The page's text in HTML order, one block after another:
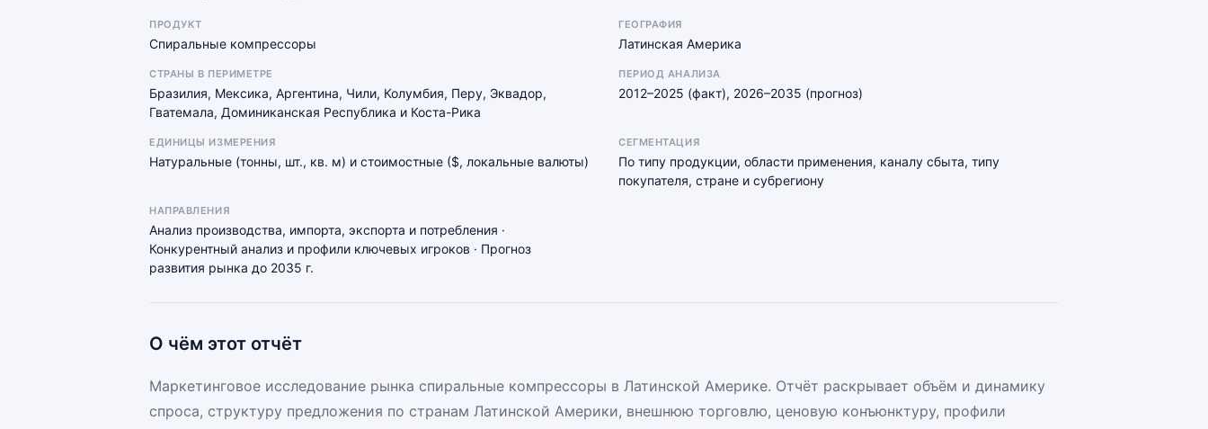
ПРОДУКТ
Спиральные компрессоры
ГЕОГРАФИЯ
Латинская Америка
СТРАНЫ В ПЕРИМЕТРЕ
Бразилия, Мексика, Аргентина, Чили, Колумбия, Перу, Эквадор,
Гватемала, Доминиканская Республика и Коста-Рика
ПЕРИОД АНАЛИЗА
2012–2025 (факт), 2026–2035 (прогноз)
ЕДИНИЦЫ ИЗМЕРЕНИЯ
Натуральные (тонны, шт., кв. м) и стоимостные ($, локальные валюты)
СЕГМЕНТАЦИЯ
По типу продукции, области применения, каналу сбыта, типу
покупателя, стране и субрегиону
НАПРАВЛЕНИЯ
Анализ производства, импорта, экспорта и потребления ·
Конкурентный анализ и профили ключевых игроков · Прогноз
развития рынка до 2035 г.
О чём этот отчёт
Маркетинговое исследование рынка спиральные компрессоры в Латинской Америке. Отчёт раскрывает объём и динамику
спроса, структуру предложения по странам Латинской Америки, внешнюю торговлю, ценовую конъюнктуру, профили